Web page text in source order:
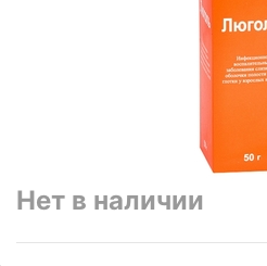
Нет в наличии